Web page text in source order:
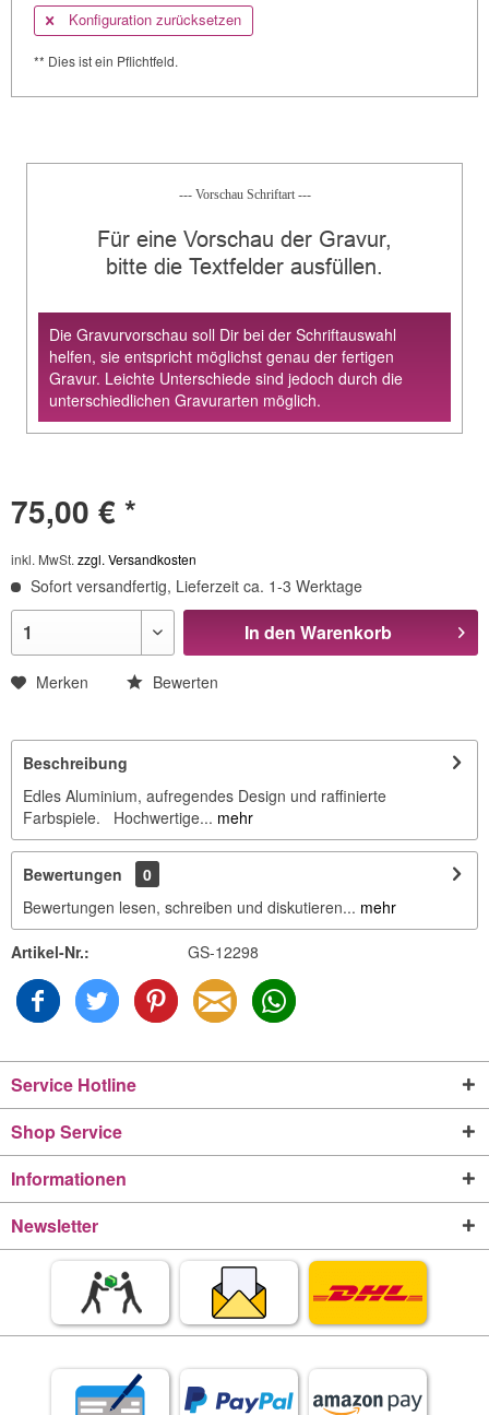
Konfiguration zurücksetzen
** Dies ist ein Pflichtfeld.
--- Vorschau Schriftart ---
Für eine Vorschau der Gravur,
bitte die Textfelder ausfüllen.
Die Gravurvorschau soll Dir bei der Schriftauswahl
helfen, sie entspricht möglichst genau der fertigen
Gravur. Leichte Unterschiede sind jedoch durch die
unterschiedlichen Gravurarten möglich.
75,00 € *
inkl. MwSt. zzgl. Versandkosten
Sofort versandfertig, Lieferzeit ca. 1-3 Werktage
In den Warenkorb
Merken Bewerten
Beschreibung
Edles Aluminium, aufregendes Design und raffinierte
Farbspiele. Hochwertige... mehr
Bewertungen
0
Bewertungen lesen, schreiben und diskutieren... mehr
Artikel-Nr.: GS-12298
Service Hotline
Shop Service
Informationen
Newsletter